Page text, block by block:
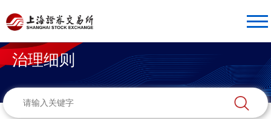
治理细则